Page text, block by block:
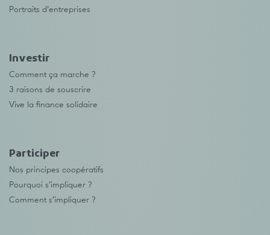
Portraits d’entreprises
Investir
Comment ça marche ?
3 raisons de souscrire
Vive la finance solidaire
Participer
Nos principes coopératifs
Pourquoi s’impliquer ?
Comment s’impliquer ?